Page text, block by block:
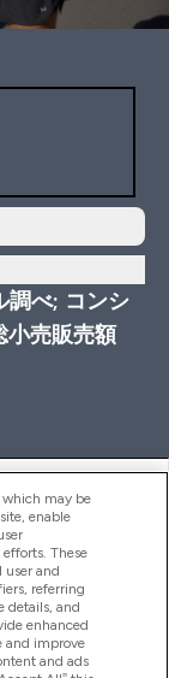
調べ; コンシ
小売販売額
which may be
enable
These
user and
referring
details, and
enhanced
and improve
and ads